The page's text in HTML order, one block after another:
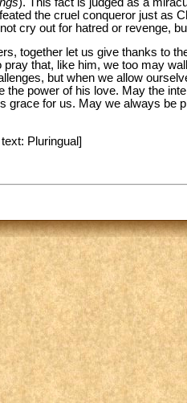
the cruel conqueror just as
cry out for hatred or revenge,
together let us give thanks to
that, like him, we too may
but when we allow
the power of his love. May the
grace for us. May we always be
Pluringual]